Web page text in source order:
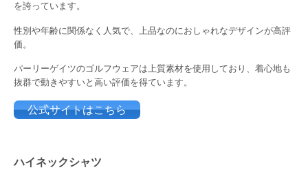
を誇っています。
性別や年齢に関係なく人気で、上品なのにおしゃれなデザインが高評
価。
パーリーゲイツのゴルフウェアは上質素材を使用しており、着心地も
抜群で動きやすいと高い評価を得ています。
公式サイトはこちら
ハイネックシャツ